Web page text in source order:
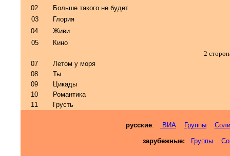
02
Больше такого не будет
03
Глория
04
Живи
05
Кино
2
07
Летом у моря
08
Ты
09
Цикады
10
Романтика
11 Грусть
русские: ВИА Группы
зарубежные: Группы